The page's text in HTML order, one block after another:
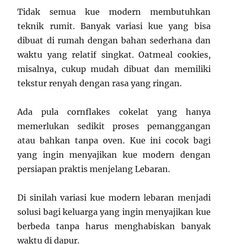
Tidak semua kue modern membutuhkan
teknik rumit. Banyak variasi kue yang bisa
dibuat di rumah dengan bahan sederhana dan
waktu yang relatif singkat. Oatmeal cookies,
misalnya, cukup mudah dibuat dan memiliki
tekstur renyah dengan rasa yang ringan.
Ada pula cornflakes cokelat yang hanya
memerlukan sedikit proses pemanggangan
atau bahkan tanpa oven. Kue ini cocok bagi
yang ingin menyajikan kue modern dengan
persiapan praktis menjelang Lebaran.
Di sinilah variasi kue modern lebaran menjadi
solusi bagi keluarga yang ingin menyajikan kue
berbeda tanpa harus menghabiskan banyak
waktu di dapur.